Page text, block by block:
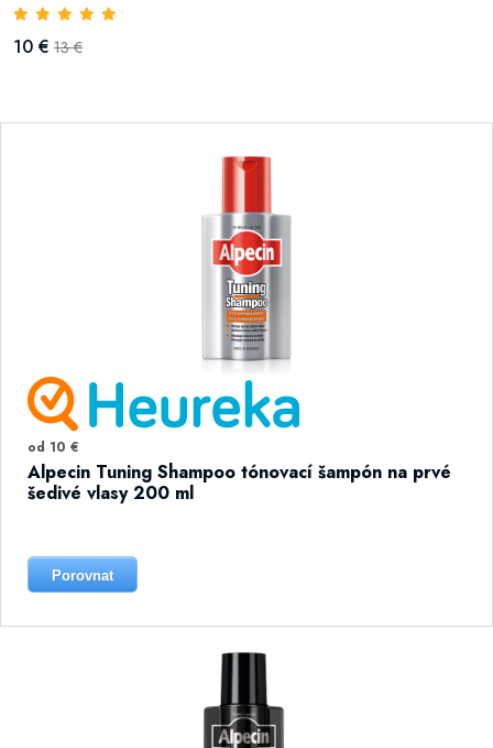
10 € 13 €
od 10 €
Alpecin Tuning Shampoo tónovací šampón na prvé
šedivé vlasy 200 ml
Porovnat